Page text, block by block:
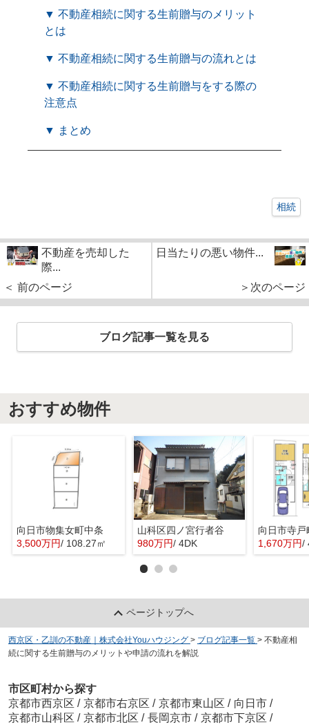
▼ 不動産相続に関する生前贈与のメリット
とは
▼ 不動産相続に関する生前贈与の流れとは
▼ 不動産相続に関する生前贈与をする際の
注意点
▼ まとめ
相続
不動産を売却した
際...
＜ 前のページ
日当たりの悪い物件...
＞次のページ
ブログ記事一覧を見る
おすすめ物件
向日市物集女町中条
3,500万円/ 108.27㎡
山科区四ノ宮行者谷
980万円/ 4DK
向日市寺戸
1,670万円/
ページトップへ
西京区・乙訓の不動産｜株式会社Youハウジング > ブログ記事一覧 > 不動産相
続に関する生前贈与のメリットや申請の流れを解説
市区町村から探す
京都市西京区 / 京都市右京区 / 京都市東山区 / 向日市 /
京都市山科区 / 京都市北区 / 長岡京市 / 京都市下京区 /